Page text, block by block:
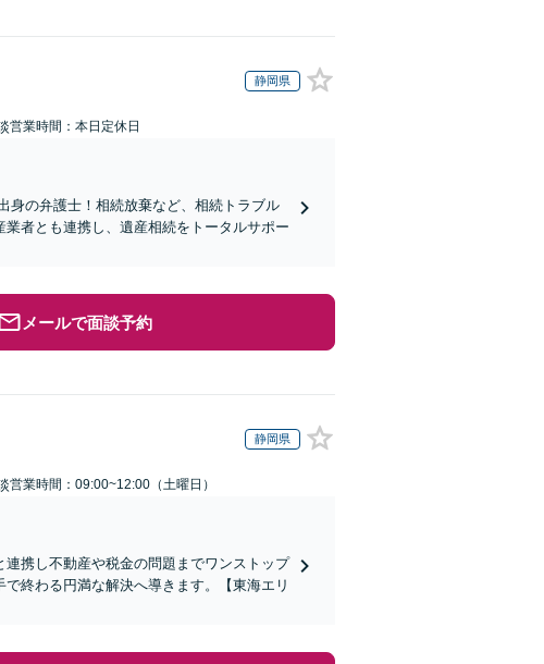
静岡県
営業時間：本日定休日
身の弁護士！相続放棄など、相続トラブル
者とも連携し、遺産相続をトータルサポー
メールで面談予約
静岡県
営業時間：09:00~12:00（土曜日）
連携し不動産や税金の問題までワンストップ
終わる円満な解決へ導きます。【東海エリ